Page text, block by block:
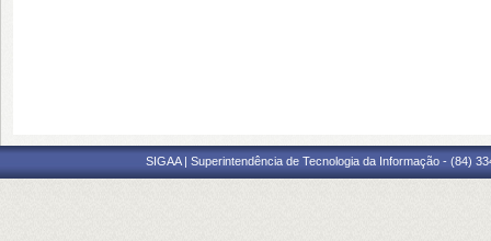
SIGAA | Superintendência de Tecnologia da Informação - (84)